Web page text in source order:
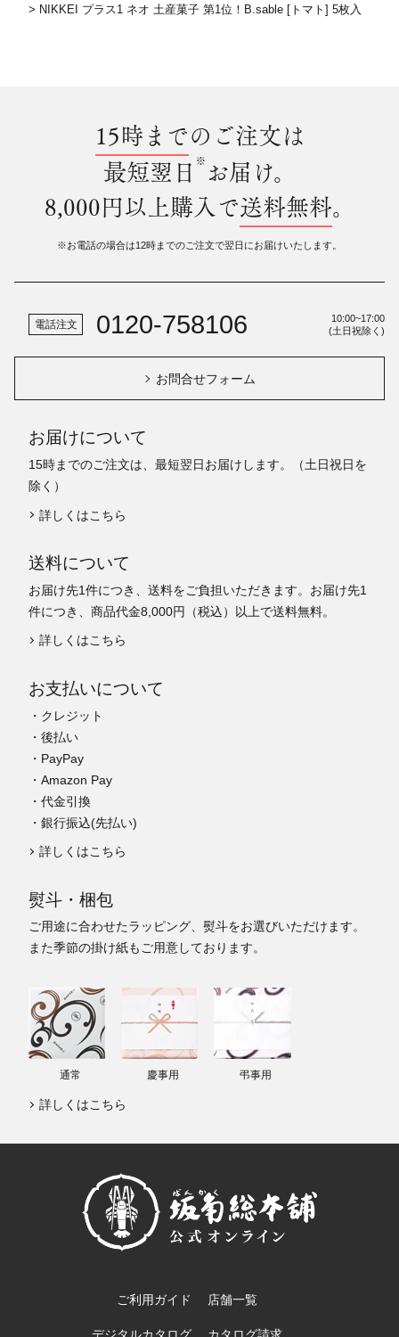
> NIKKEI プラス1 ネオ 土産菓子 第1位！B.sable [トマト] 5枚入
15時までのご注文は
最短翌日 ※ お届け。
8,000円以上購入で送料無料。
※お電話の場合は12時までのご注文で翌日にお届けいたします。
電話注文 0120-758106
10:00~17:00
(土日祝除く)
お問合せフォーム
お届けについて
15時までのご注文は、最短翌日お届けします。（土日祝日を
除く）
詳しくはこちら
送料について
お届け先1件につき、送料をご負担いただきます。お届け先1
件につき、商品代金8,000円（税込）以上で送料無料。
詳しくはこちら
お支払いについて
・クレジット
・後払い
・PayPay
・Amazon Pay
・代金引換
・銀行振込(先払い)
詳しくはこちら
熨斗・梱包
ご用途に合わせたラッピング、熨斗をお選びいただけます。
また季節の掛け紙もご用意しております。
通常 慶事用 弔事用
詳しくはこちら
ご利用ガイド 店舗一覧